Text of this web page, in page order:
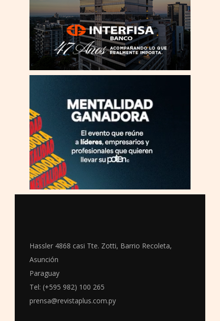
Hassler 4868 casi Tte. Zotti, Barrio Recoleta,
Asunción
Paraguay
Tel: (+595 982) 100 265
prensa@revistaplus.com.py